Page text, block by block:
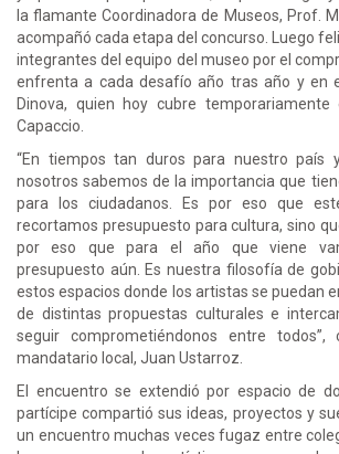
la flamante Coordinadora de Museos, Prof.
acompañó cada etapa del concurso. Luego
integrantes del equipo del museo por el
enfrenta a cada desafío año tras año y en
Dinova, quien hoy cubre
Capaccio.
“En tiempos tan duros para nuestro país
nosotros sabemos de la importancia que
para los ciudadanos. Es por eso que
recortamos presupuesto para cultura, sino
por eso que para el año que viene
presupuesto aún. Es nuestra filosofía de
estos espacios donde los artistas se puedan
de distintas propuestas culturales e
seguir comprometiéndonos entre todos”,
mandatario local, Juan Ustarroz.
El encuentro se extendió por espacio de
partícipe compartió sus ideas, proyectos y
un encuentro muchas veces fugaz entre